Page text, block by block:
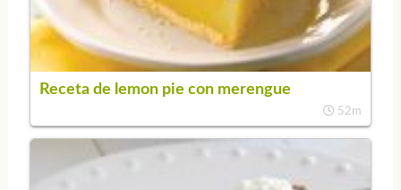
Receta de lemon pie con merengue
52m